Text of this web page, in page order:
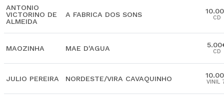
ANTONIO
VICTORINO DE
ALMEIDA
A FABRICA DOS SONS CD
MAOZINHA MAE D'AGUA CD
JULIO PEREIRA NORDESTE/VIRA CAVAQUINHO VINIL